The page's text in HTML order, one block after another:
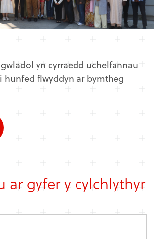
yn cyrraedd uchelfannau
hunfed flwyddyn ar bymtheg
ar gyfer y cylchlythyr